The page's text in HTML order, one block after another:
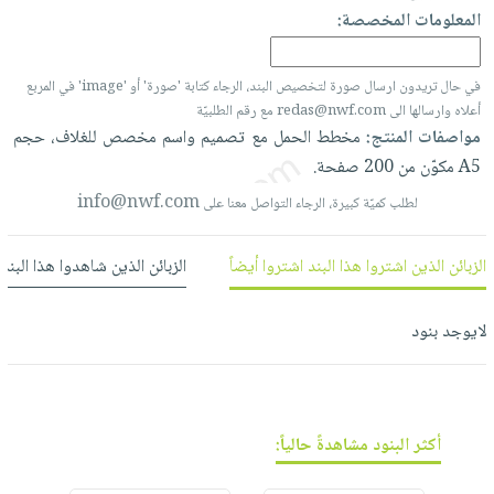
العناية
بالأسنان
الحمية
والتغذية
أدوات
المائدة
الأوعية
والتخزين
أدوات
الأكثر
مبيعاً
العودة
للمدارس
اكسسوارات
كتب
اكسسوارات
منزلية
اكسسوارات
مطرزات
حقائب
عناية
بالذات
شحن
بنود
مختارة
اشتراكات
كل
الاشتراكات
صندوق
القراءة
بلا
حدود
بحث
نيل
وفرات
عن
سياسة
الشركة
لائحة
الأمنيات
المعلومات المخصصة:
في حال تريدون ارسال صورة لتخصيص البند، الرجاء كتابة 'صورة' أو 'image' في المربع
أعلاه وارسالها الى redas@nwf.com مع رقم الطلبيّة
مواصفات المنتج: مخطط الحمل مع تصميم واسم مخصص للغلاف،حجم
A5مكوّن من200 صفحة.
لطلب كميّة كبيرة، الرجاء التواصل معنا علىinfo@nwf.com
الزبائن الذين اشتروا هذا البند اشتروا أيضاً الزبائن الذين شاهدوا هذا
لايوجد بنود
أكثر البنود مشاهدةً حالياً: